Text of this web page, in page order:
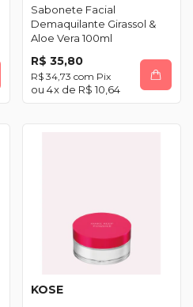
Sabonete Facial
Demaquilante Girassol &
Aloe Vera 100ml
R$ 35,80
R$ 34,73 com Pix
4x de R$ 10,64
KOSE